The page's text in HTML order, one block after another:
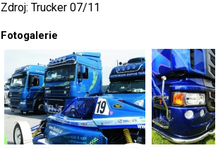
Zdroj: Trucker 07/11
Fotogalerie